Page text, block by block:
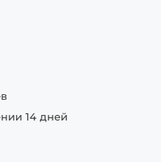
14 дней